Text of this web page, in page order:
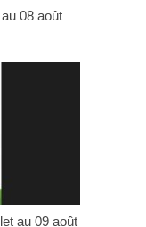
08 août
au 09 août